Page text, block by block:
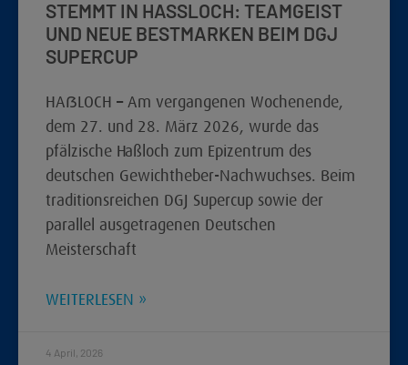
STEMMT IN HASSLOCH: TEAMGEIST U
ND NEUE BESTMARKEN BEIM DGJ S
UPERCUP
HAẞLOCH – Am vergangenen Wochenende,
dem 27. und 28. März 2026, wurde das
pfälzische Haßloch zum Epizentrum des
deutschen Gewichtheber-Nachwuchses. Beim
traditionsreichen DGJ Supercup sowie der
parallel ausgetragenen Deutschen
Meisterschaft
WEITERLESEN »
4 April, 2026